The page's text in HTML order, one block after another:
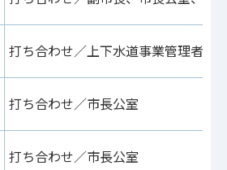
打ち合わせ／上下水道事業管理者
打ち合わせ／市長公室
打ち合わせ／市長公室